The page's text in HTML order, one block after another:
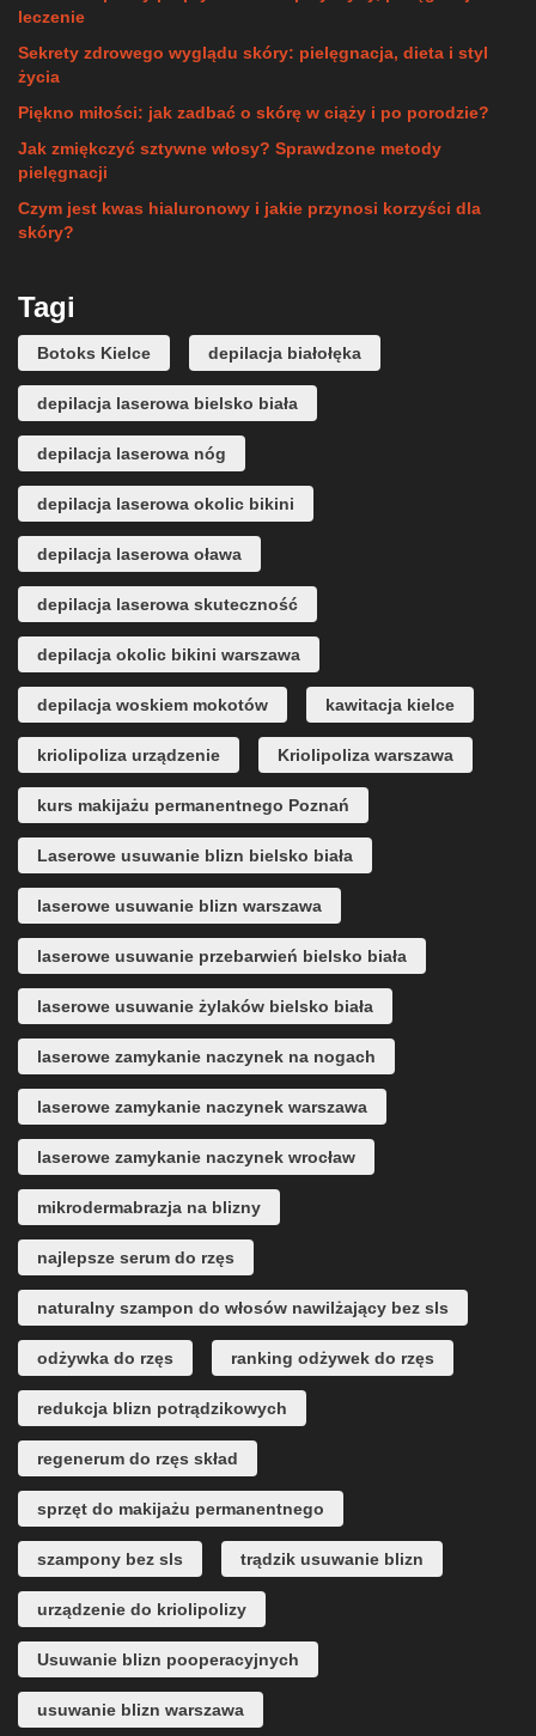
leczenie
Sekrety zdrowego wyglądu skóry: pielęgnacja, dieta i styl
życia
Piękno miłości: jak zadbać o skórę w ciąży i po porodzie?
Jak zmiękczyć sztywne włosy? Sprawdzone metody
pielęgnacji
Czym jest kwas hialuronowy i jakie przynosi korzyści dla
skóry?
Tagi
Botoks Kielce depilacja białołęka
depilacja laserowa bielsko biała
depilacja laserowa nóg
depilacja laserowa okolic bikini
depilacja laserowa oława
depilacja laserowa skuteczność
depilacja okolic bikini warszawa
depilacja woskiem mokotów kawitacja kielce
kriolipoliza urządzenie Kriolipoliza warszawa
kurs makijażu permanentnego Poznań
Laserowe usuwanie blizn bielsko biała
laserowe usuwanie blizn warszawa
laserowe usuwanie przebarwień bielsko biała
laserowe usuwanie żylaków bielsko biała
laserowe zamykanie naczynek na nogach
laserowe zamykanie naczynek warszawa
laserowe zamykanie naczynek wrocław
mikrodermabrazja na blizny
najlepsze serum do rzęs
naturalny szampon do włosów nawilżający bez sls
odżywka do rzęs ranking odżywek do rzęs
redukcja blizn potrądzikowych
regenerum do rzęs skład
sprzęt do makijażu permanentnego
szampony bez sls trądzik usuwanie blizn
urządzenie do kriolipolizy
Usuwanie blizn pooperacyjnych
usuwanie blizn warszawa